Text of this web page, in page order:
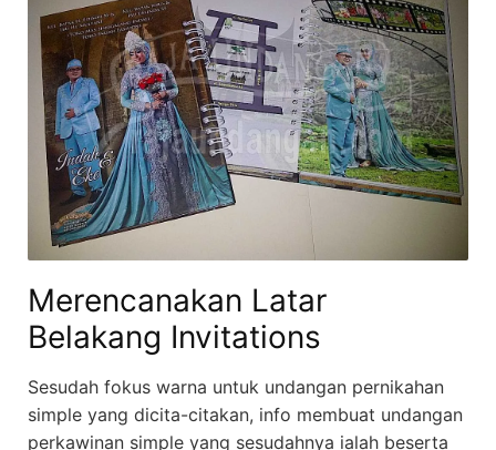
Merencanakan Latar
Belakang Invitations
Sesudah fokus warna untuk undangan pernikahan
simple yang dicita-citakan, info membuat undangan
perkawinan simple yang sesudahnya ialah beserta